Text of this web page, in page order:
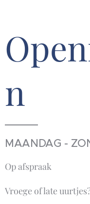
n
MAANDAG -
Op afspraak
Vroege of late